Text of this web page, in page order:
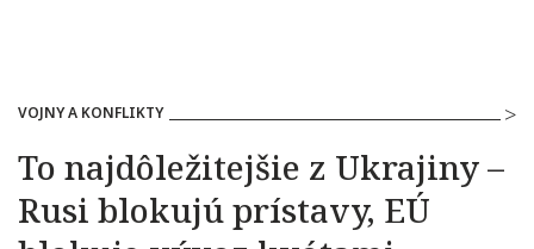
VOJNY A KONFLIKTY
To najdôležitejšie z Ukrajiny –
Rusi blokujú prístavy, EÚ